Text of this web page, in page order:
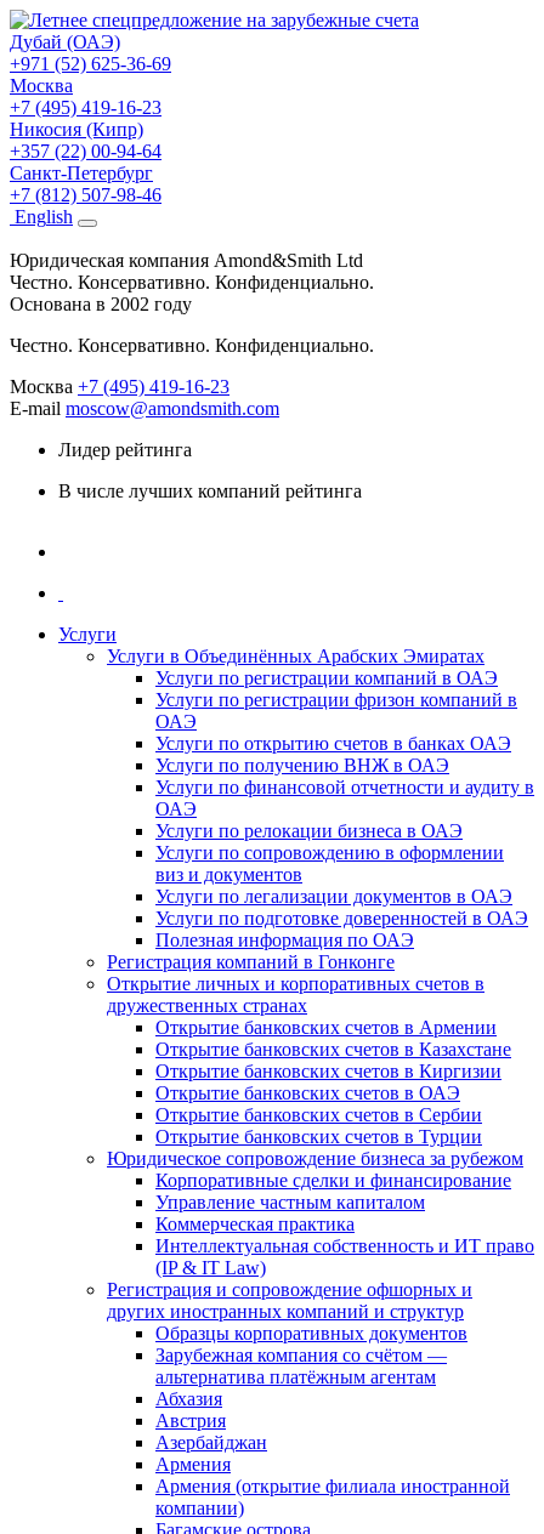
Дубай (ОАЭ)
+971 (52) 625-36-69
Москва
+7 (495) 419-16-23
Никосия (Кипр)
+357 (22) 00-94-64
Санкт-Петербург
+7 (812) 507-98-46
English
Юридическая компания Amond&Smith Ltd
Честно. Консервативно. Конфиденциально.
Основана в 2002 году
Честно. Консервативно. Конфиденциально.
Москва +7 (495) 419-16-23
E-mail moscow@amondsmith.com
Лидер рейтинга
В числе лучших компаний рейтинга
Услуги
Услуги в Объединённых Арабских Эмиратах
Услуги по регистрации компаний в ОАЭ
Услуги по регистрации фризон компаний в
ОАЭ
Услуги по открытию счетов в банках ОАЭ
Услуги по получению ВНЖ в ОАЭ
Услуги по финансовой отчетности и аудиту в
ОАЭ
Услуги по релокации бизнеса в ОАЭ
Услуги по сопровождению в оформлении
виз и документов
Услуги по легализации документов в ОАЭ
Услуги по подготовке доверенностей в ОАЭ
Полезная информация по ОАЭ
Регистрация компаний в Гонконге
Открытие личных и корпоративных счетов в
дружественных странах
Открытие банковских счетов в Армении
Открытие банковских счетов в Казахстане
Открытие банковских счетов в Киргизии
Открытие банковских счетов в ОАЭ
Открытие банковских счетов в Сербии
Открытие банковских счетов в Турции
Юридическое сопровождение бизнеса за рубежом
Корпоративные сделки и финансирование
Управление частным капиталом
Коммерческая практика
Интеллектуальная собственность и ИТ право
(IP & IT Law)
Регистрация и сопровождение офшорных и
других иностранных компаний и структур
Образцы корпоративных документов
Зарубежная компания со счётом —
альтернатива платёжным агентам
Абхазия
Австрия
Азербайджан
Армения
Армения (открытие филиала иностранной
компании)
Багамские острова